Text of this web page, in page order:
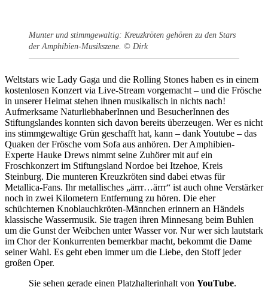
Munter und stimmgewaltig: Kreuzkröten gehören zu den Stars
der Amphibien-Musikszene. © Dirk
Weltstars wie Lady Gaga und die Rolling Stones haben es in einem
kostenlosen Konzert via Live-Stream vorgemacht – und die Frösche
in unserer Heimat stehen ihnen musikalisch in nichts nach!
Aufmerksame NaturliebhaberInnen und BesucherInnen des
Stiftungslandes konnten sich davon bereits überzeugen. Wer es nicht
ins stimmgewaltige Grün geschafft hat, kann – dank Youtube – das
Quaken der Frösche vom Sofa aus anhören. Der Amphibien-
Experte Hauke Drews nimmt seine Zuhörer mit auf ein
Froschkonzert im Stiftungsland Nordoe bei Itzehoe, Kreis
Steinburg. Die munteren Kreuzkröten sind dabei etwas für
Metallica-Fans. Ihr metallisches „ärrr…ärrr“ ist auch ohne Verstärker
noch in zwei Kilometern Entfernung zu hören. Die eher
schüchternen Knoblauchkröten-Männchen erinnern an Händels
klassische Wassermusik. Sie tragen ihren Minnesang beim Buhlen
um die Gunst der Weibchen unter Wasser vor. Nur wer sich lautstark
im Chor der Konkurrenten bemerkbar macht, bekommt die Dame
seiner Wahl. Es geht eben immer um die Liebe, den Stoff jeder
großen Oper.
Sie sehen gerade einen Platzhalterinhalt von YouTube.